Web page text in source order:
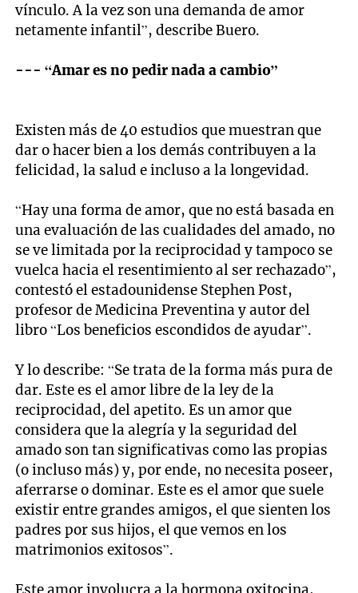
vínculo. A la vez son una demanda de amor
netamente infantil”, describe Buero.
--- “Amar es no pedir nada a cambio”
Existen más de 40 estudios que muestran que
dar o hacer bien a los demás contribuyen a la
felicidad, la salud e incluso a la longevidad.
“Hay una forma de amor, que no está basada en
una evaluación de las cualidades del amado, no
se ve limitada por la reciprocidad y tampoco se
vuelca hacia el resentimiento al ser rechazado”,
contestó el estadounidense Stephen Post,
profesor de Medicina Preventina y autor del
libro “Los beneficios escondidos de ayudar”.
Y lo describe: “Se trata de la forma más pura de
dar. Este es el amor libre de la ley de la
reciprocidad, del apetito. Es un amor que
considera que la alegría y la seguridad del
amado son tan significativas como las propias
(o incluso más) y, por ende, no necesita poseer,
aferrarse o dominar. Este es el amor que suele
existir entre grandes amigos, el que sienten los
padres por sus hijos, el que vemos en los
matrimonios exitosos”.